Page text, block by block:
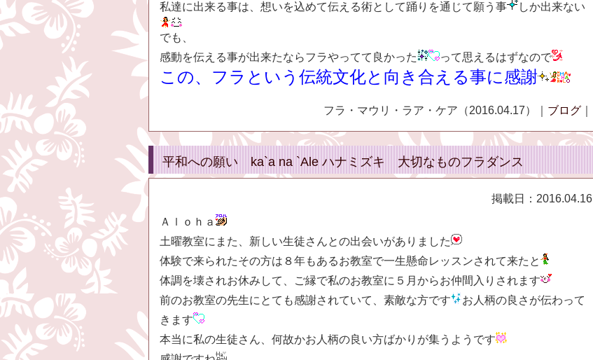
私達に出来る事は、想いを込めて伝える術として踊りを通じて願う事
しか出来ない
でも、
感動を伝える事が出来たならフラやってて良かった
って思えるはずなので
この、フラという伝統文化と向き合える事に感謝
フラ・マウリ・ラア・ケア（2016.04.17）｜ ブログ
平和への願い ka`a na `Ale ハナミズキ 大切なものフラダンス
掲載日： 2016.04.16
Ａｌｏｈａ
土曜教室にまた、新しい生徒さんとの出会いがありました
体験で来られたその方は８年もあるお教室で一生懸命レッスンされて来たと
体調を壊されお休みして、ご縁で私のお教室に５月からお仲間入りされます
前のお教室の先生にとても感謝されていて、素敵な方です
お人柄の良さが伝わって
きます
本当に私の生徒さん、何故かお人柄の良い方ばかりが集うようです